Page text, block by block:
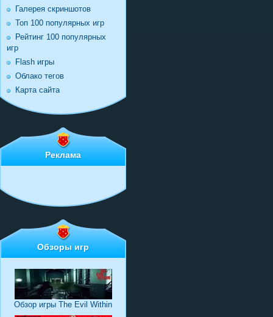
Галерея скриншотов
Топ 100 популярных игр
Рейтинг 100 популярных
игр
Flash игры
Облако тегов
Карта сайта
Реклама
Обзоры игр
Обзор игры The Evil Within